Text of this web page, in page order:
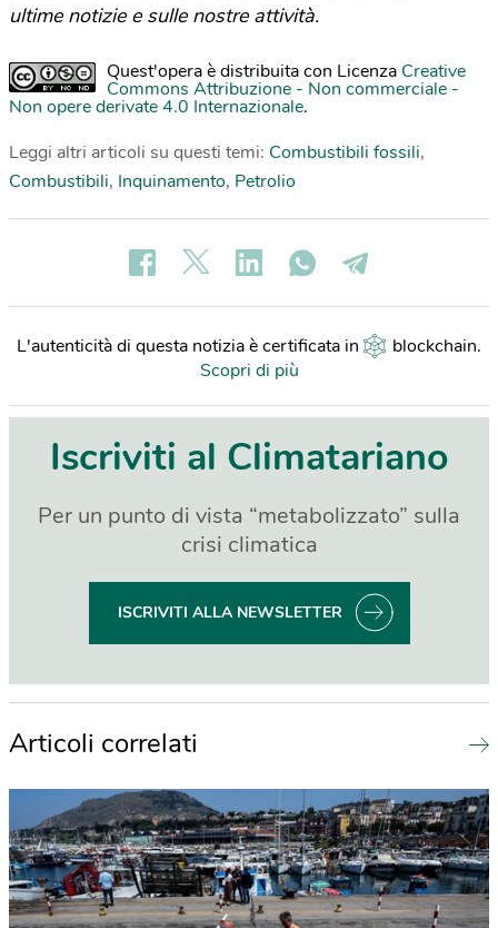
ultime notizie e sulle nostre attività.
Quest'opera è distribuita con Licenza Creative
Commons Attribuzione - Non commerciale -
Non opere derivate 4.0 Internazionale.
Leggi altri articoli su questi temi: Combustibili fossili,
Combustibili, Inquinamento, Petrolio
L'autenticità di questa notizia è certificata in blockchain.
Scopri di più
Iscriviti al Climatariano
Per un punto di vista “metabolizzato” sulla
crisi climatica
ISCRIVITI ALLA NEWSLETTER
Articoli correlati